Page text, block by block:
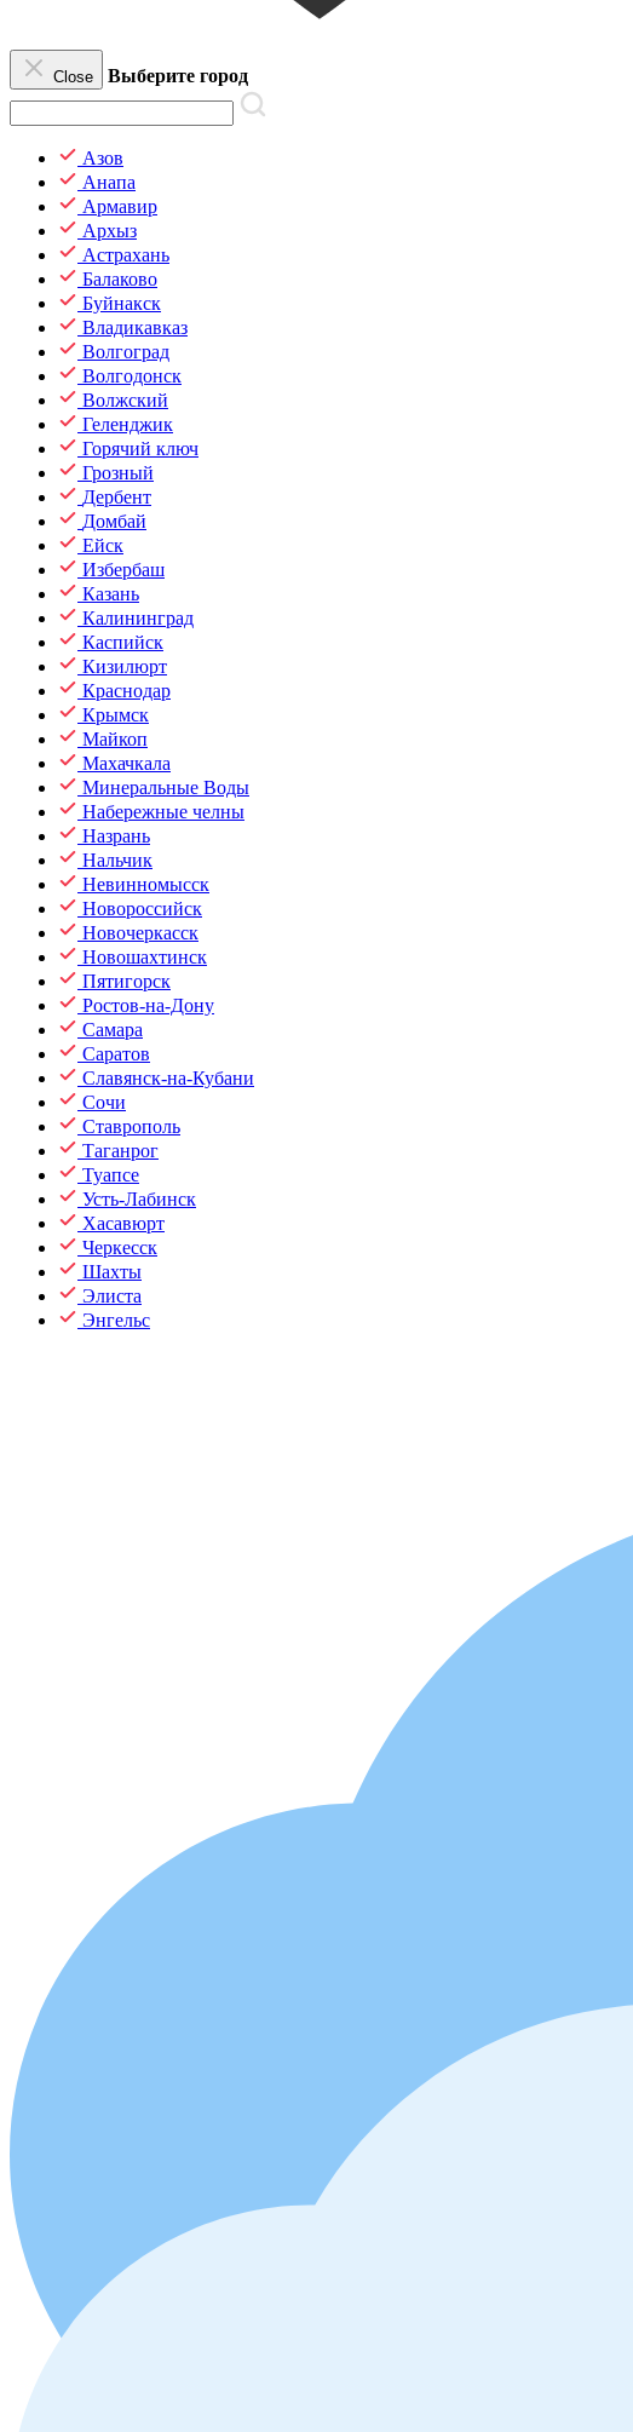
Close Выберите город
Азов
Анапа
Армавир
Архыз
Астрахань
Балаково
Буйнакск
Владикавказ
Волгоград
Волгодонск
Волжский
Геленджик
Горячий ключ
Грозный
Дербент
Домбай
Ейск
Избербаш
Казань
Калининград
Каспийск
Кизилюрт
Краснодар
Крымск
Майкоп
Махачкала
Минеральные Воды
Набережные челны
Назрань
Нальчик
Невинномысск
Новороссийск
Новочеркасск
Новошахтинск
Пятигорск
Ростов-на-Дону
Самара
Саратов
Славянск-на-Кубани
Сочи
Ставрополь
Таганрог
Туапсе
Усть-Лабинск
Хасавюрт
Черкесск
Шахты
Элиста
Энгельс